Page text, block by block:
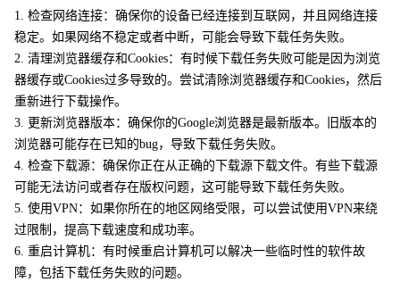
1. 检查网络连接：确保你的设备已经连接到互联网，并且网络连接
稳定。如果网络不稳定或者中断，可能会导致下载任务失败。
2. 清理浏览器缓存和Cookies：有时候下载任务失败可能是因为浏览
器缓存或Cookies过多导致的。尝试清除浏览器缓存和Cookies，然后
重新进行下载操作。
3. 更新浏览器版本：确保你的Google浏览器是最新版本。旧版本的
浏览器可能存在已知的bug，导致下载任务失败。
4. 检查下载源：确保你正在从正确的下载源下载文件。有些下载源
可能无法访问或者存在版权问题，这可能导致下载任务失败。
5. 使用VPN：如果你所在的地区网络受限，可以尝试使用VPN来绕
过限制，提高下载速度和成功率。
6. 重启计算机：有时候重启计算机可以解决一些临时性的软件故
障，包括下载任务失败的问题。